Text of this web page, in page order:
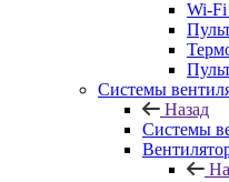
Wi-Fi
Системы
Назад
Системы